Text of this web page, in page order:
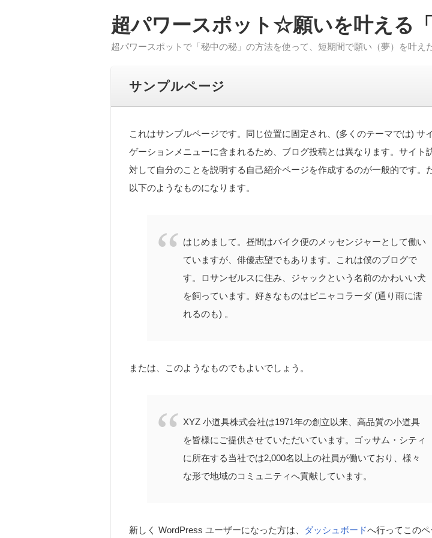
超パワースポット☆願いを叶える
超パワースポットで「秘中の秘」の方法を使って、短期間で願い（夢）を叶え
サンプルページ
これはサンプルページです。同じ位置に固定され、(多くのテーマでは) サ
ゲーションメニューに含まれるため、ブログ投稿とは異なります。サイト
対して自分のことを説明する自己紹介ページを作成するのが一般的です。
以下のようなものになります。
はじめまして。昼間はバイク便のメッセンジャーとして働い
ていますが、俳優志望でもあります。これは僕のブログで
す。ロサンゼルスに住み、ジャックという名前のかわいい犬
を飼っています。好きなものはピニャコラーダ (通り雨に濡
れるのも) 。
または、このようなものでもよいでしょう。
XYZ 小道具株式会社は1971年の創立以来、高品質の小道具
を皆様にご提供させていただいています。ゴッサム・シティ
に所在する当社では2,000名以上の社員が働いており、様々
な形で地域のコミュニティへ貢献しています。
新しく WordPress ユーザーになった方は、 ダッシュボードへ行ってこのペ